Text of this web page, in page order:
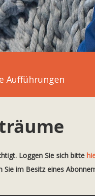
Aufführungen
Loggen Sie sich bitte
im Besitz eines